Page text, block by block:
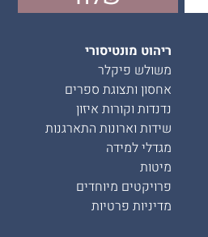
ריהוט מונטיסורי
משולש פיקלר
אחסון ותצוגת ספרים
נדנדות וקורות איזון
שידות וארונות התארגנות
מגדלי למידה
מיטות
פרויקטים מיוחדים
מדיניות פרטיות